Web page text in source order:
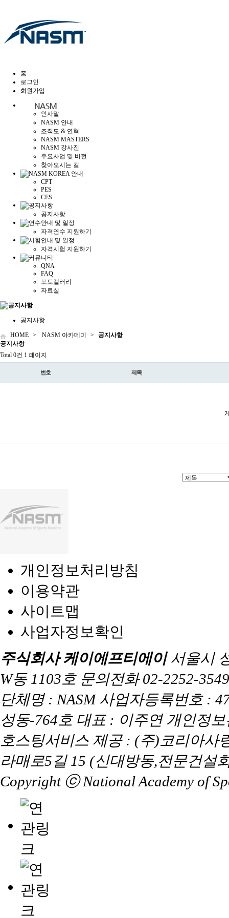
홈
로그인
회원가입
인사말
NASM 안내
조직도 & 연혁
NASM MASTERS
NASM 강사진
주요사업 및 비전
찾아오시는 길
CPT
PES
CES
공지사항
자격연수 지원하기
자격시험 지원하기
QNA
FAQ
포토갤러리
자료실
공지사항
HOME > NASM 아카데미 >
공지사항
공지사항
Total 0건 1 페이지
번호 제목
개인정보처리방침
이용약관
사이트맵
사업자정보확인
주식회사 케이에프티에이서울시
W동 1103호 문의전화 02-2252-
단체명 : NASM 사업자등록번호 :
성동-764호 대표 : 이주연 개인정
호스팅서비스 제공 : (주)코리아
라매로5길 15 (신대방동,전문건설
Copyright ⓒ National Academy of